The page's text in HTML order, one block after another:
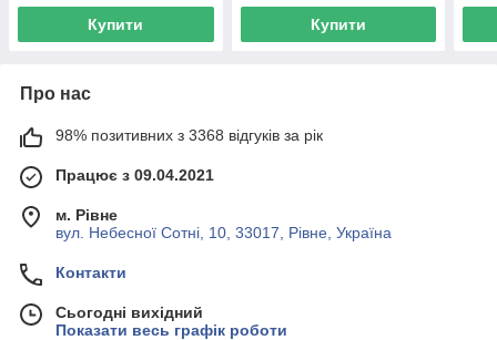
Купити Купити
Про нас
98% позитивних з 3368 відгуків за рік
Працює з 09.04.2021
м. Рівне
вул. Небесної Сотні, 10, 33017, Рівне, Україна
Контакти
Сьогодні вихідний
Показати весь графік роботи